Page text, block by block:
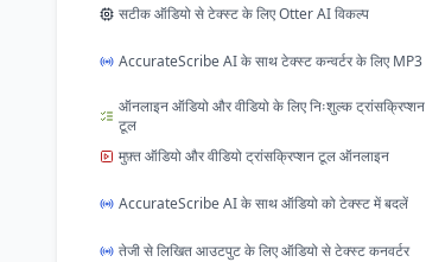
सटीक ऑडियो से टेक्स्ट के लिए Otter AI विकल्प
AccurateScribe AI के साथ टेक्स्ट कन्वर्टर के लिए MP3
ऑनलाइन ऑडियो और वीडियो के लिए निःशुल्क ट्रांसक्रिप्शन
टूल
मुफ़्त ऑडियो और वीडियो ट्रांसक्रिप्शन टूल ऑनलाइन
AccurateScribe AI के साथ ऑडियो को टेक्स्ट में बदलें
तेजी से लिखित आउटपुट के लिए ऑडियो से टेक्स्ट कनवर्टर